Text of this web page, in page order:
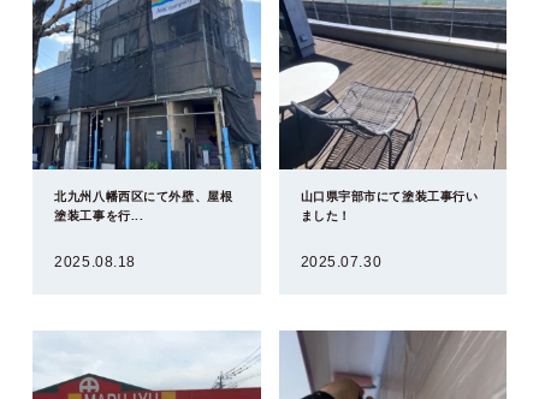
北九州八幡西区にて外壁、屋根
塗装工事を行...
2025.08.18
山口県宇部市にて塗装工事行い
ました！
2025.07.30